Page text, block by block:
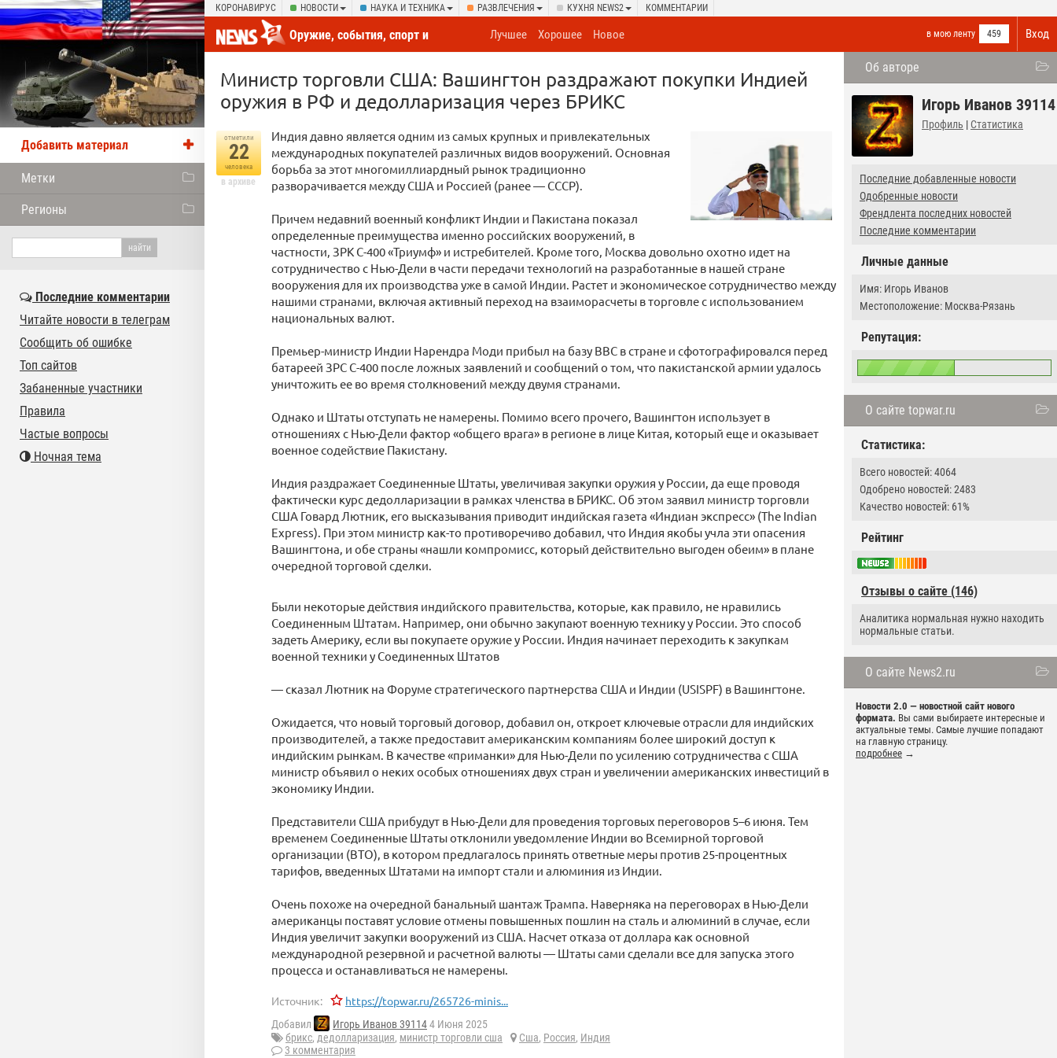
КОРОНАВИРУС НОВОСТИ НАУКА И ТЕХНИКА РАЗВЛЕЧЕНИЯ КУХНЯ NEWS2 КОММЕНТАРИИ
Вход
Оружие, события, спорт и
новости отовсюду
в мою ленту 459
Лучшее Хорошее Новое
Об авторе
Игорь Иванов 39114
Профиль | Статистика
Последние добавленные новости
Одобренные новости
Френдлента последних новостей
Последние комментарии
Личные данные
Имя: Игорь Иванов
Местоположение: Москва-Рязань
Репутация:
О сайте topwar.ru
Статистика:
Всего новостей: 4064
Одобрено новостей: 2483
Качество новостей: 61%
Рейтинг
Отзывы о сайте (146)
Аналитика нормальная нужно находить
нормальные статьи.
О сайте News2.ru
Новости 2.0 — новостной сайт нового
формата. Вы сами выбираете интересные и
актуальные темы. Самые лучшие попадают
на главную страницу.
подробнее →
Министр торговли США: Вашингтон раздражают покупки Индией
оружия в РФ и дедолларизация через БРИКС
отметили
22
человека
в архиве
Индия давно является одним из самых крупных и привлекательных
международных покупателей различных видов вооружений. Основная
борьба за этот многомиллиардный рынок традиционно
разворачивается между США и Россией (ранее — СССР).
Причем недавний военный конфликт Индии и Пакистана показал
определенные преимущества именно российских вооружений, в
частности, ЗРК С-400 «Триумф» и истребителей. Кроме того, Москва довольно охотно идет на
сотрудничество с Нью-Дели в части передачи технологий на разработанные в нашей стране
вооружения для их производства уже в самой Индии. Растет и экономическое сотрудничество между
нашими странами, включая активный переход на взаиморасчеты в торговле с использованием
национальных валют.
Премьер-министр Индии Нарендра Моди прибыл на базу ВВС в стране и сфотографировался перед
батареей ЗРС С-400 после ложных заявлений и сообщений о том, что пакистанской армии удалось
уничтожить ее во время столкновений между двумя странами.
Однако и Штаты отступать не намерены. Помимо всего прочего, Вашингтон использует в
отношениях с Нью-Дели фактор «общего врага» в регионе в лице Китая, который еще и оказывает
военное содействие Пакистану.
Индия раздражает Соединенные Штаты, увеличивая закупки оружия у России, да еще проводя
фактически курс дедолларизации в рамках членства в БРИКС. Об этом заявил министр торговли
США Говард Лютник, его высказывания приводит индийская газета «Индиан экспресс» (The Indian
Express). При этом министр как-то противоречиво добавил, что Индия якобы учла эти опасения
Вашингтона, и обе страны «нашли компромисс, который действительно выгоден обеим» в плане
очередной торговой сделки.
Были некоторые действия индийского правительства, которые, как правило, не нравились
Соединенным Штатам. Например, они обычно закупают военную технику у России. Это способ
задеть Америку, если вы покупаете оружие у России. Индия начинает переходить к закупкам
военной техники у Соединенных Штатов
— сказал Лютник на Форуме стратегического партнерства США и Индии (USISPF) в Вашингтоне.
Ожидается, что новый торговый договор, добавил он, откроет ключевые отрасли для индийских
производителей, а также предоставит американским компаниям более широкий доступ к
индийским рынкам. В качестве «приманки» для Нью-Дели по усилению сотрудничества с США
министр объявил о неких особых отношениях двух стран и увеличении американских инвестиций в
экономику Индии.
Представители США прибудут в Нью-Дели для проведения торговых переговоров 5–6 июня. Тем
временем Соединенные Штаты отклонили уведомление Индии во Всемирной торговой
организации (ВТО), в котором предлагалось принять ответные меры против 25-процентных
тарифов, введенных Штатами на импорт стали и алюминия из Индии.
Очень похоже на очередной банальный шантаж Трампа. Наверняка на переговорах в Нью-Дели
американцы поставят условие отмены повышенных пошлин на сталь и алюминий в случае, если
Индия увеличит закупки вооружений из США. Насчет отказа от доллара как основной
международной резервной и расчетной валюты — Штаты сами сделали все для запуска этого
процесса и останавливаться не намерены.
Источник: https://topwar.ru/265726-minis...
Добавил Игорь Иванов 391144 Июня 2025
брикс, дедолларизация, министр торговли сша Сша, Россия, Индия
3 комментария
Добавить материал
Метки
Регионы
Последние комментарии
Читайте новости в телеграм
Сообщить об ошибке
Топ сайтов
Забаненные участники
Правила
Частые вопросы
Ночная тема